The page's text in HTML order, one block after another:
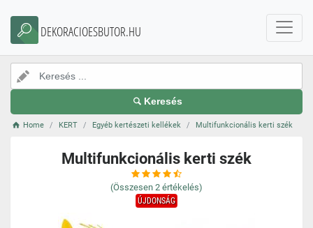
DEKORACIOESBUTOR.HU
Keresés
Home KERT Egyéb kertészeti kellékek Multifunkcionális kerti szék
Multifunkcionális kerti szék
(Összesen 2 értékelés)
ÚJDONSÁG